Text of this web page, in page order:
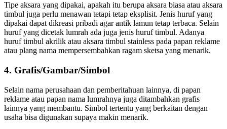
Tipe aksara yang dipakai, apakah itu berupa aksara biasa atau aksara
timbul juga perlu menawan tetapi tetap eksplisit. Jenis huruf yang
dipakai dapat dikreasi pribadi agar antik lamun tetap terbaca. Selain
huruf yang dicetak lumrah ada juga jenis huruf timbul. Adanya
huruf timbul akrilik atau aksara timbul stainless pada papan reklame
atau plang nama mempersembahkan ragam sketsa yang menarik.
4. Grafis/Gambar/Simbol
Selain nama perusahaan dan pemberitahuan lainnya, di papan
reklame atau papan nama lumrahnya juga ditambahkan grafis
lainnya yang membantu. Simbol tertentu yang berkaitan dengan
usaha bisa digunakan supaya makin menarik.